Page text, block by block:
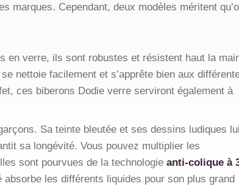
marques. Cependant, deux modèles méritent
en verre, ils sont robustes et résistent haut la
nettoie facilement et s’apprête bien aux
ces biberons Dodie verre serviront également à
Sa teinte bleutée et ses dessins ludiques
sa longévité. Vous pouvez multiplier les
sont pourvues de la technologie anti-colique à
les différents liquides pour son plus grand